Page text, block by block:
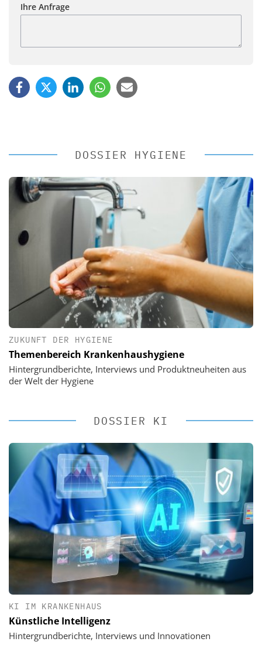
Ihre Anfrage
DOSSIER HYGIENE
ZUKUNFT DER HYGIENE
Themenbereich Krankenhaushygiene
Hintergrundberichte, Interviews und Produktneuheiten aus
der Welt der Hygiene
DOSSIER KI
KI IM KRANKENHAUS
Künstliche Intelligenz
Hintergrundberichte, Interviews und Innovationen